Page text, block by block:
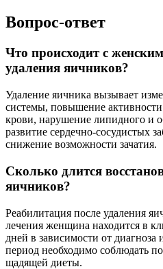
Вопрос-ответ
Что происходит с
удаления яичников?
Удаление яичника вызывает
системы, повышение
крови, нарушение липидного и
развитие сердечно-сосудистых
снижение возможности зачатия.
Сколько длится
яичников?
Реабилитация после удаления
лечения женщина находится в
дней в зависимости от
период необходимо соблюдать
щадящей диеты.